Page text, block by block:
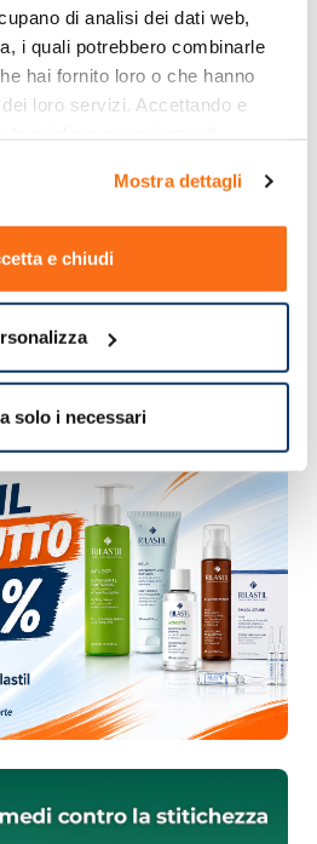
di analisi dei dati web,
i quali potrebbero combinarle
hai fornito loro o che hanno
loro servizi. Accettando e
Mostra dettagli
e chiudi
solo i necessari